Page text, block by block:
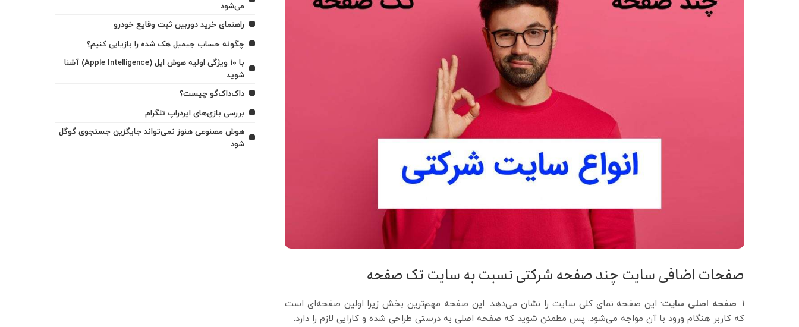
صفحات اضافی سایت چند صفحه شرکتی نسبت به سایت تک صفحه
صفحه اصلی سایت: این صفحه نمای کلی سایت را نشان می‌دهد. این صفحه مهم‌ترین بخش زیرا اولین صفحه‌ای است
که کاربر هنگام ورود با آن مواجه می‌شود. پس مطمئن شوید که صفحه اصلی به درستی طراحی شده و کارایی لازم را دارد.
می‌شود
راهنمای خرید دوربین ثبت وقایع خودرو
چگونه حساب جیمیل هک شده را بازیابی کنیم؟
با ۱۰ ویژگی اولیه هوش اپل (Apple Intelligence) آشنا
شوید
داک‌داک‌گو چیست؟
بررسی بازی‌های ایردراپ تلگرام
هوش مصنوعی هنوز نمی‌تواند جایگزین جستجوی گوگل
شود